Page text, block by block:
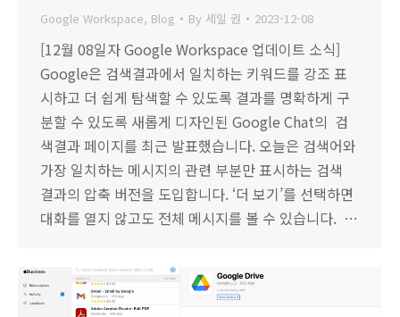
Google Workspace, Blog By 세일 권 2023-12-08
[12월 08일자 Google Workspace 업데이트 소식]
Google은 검색결과에서 일치하는 키워드를 강조 표
시하고 더 쉽게 탐색할 수 있도록 결과를 명확하게 구
분할 수 있도록 새롭게 디자인된 Google Chat의 검
색결과 페이지를 최근 발표했습니다. 오늘은 검색어와
가장 일치하는 메시지의 관련 부분만 표시하는 검색
결과의 압축 버전을 도입합니다. ‘더 보기’를 선택하면
대화를 열지 않고도 전체 메시지를 볼 수 있습니다. …